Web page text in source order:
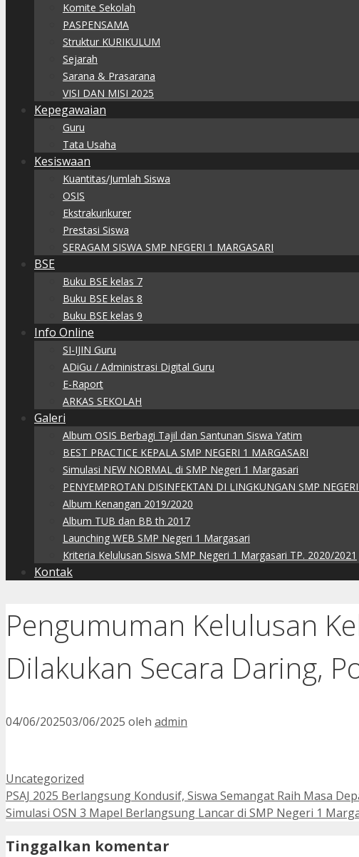
Komite Sekolah
PASPENSAMA
Struktur KURIKULUM
Sejarah
Sarana & Prasarana
VISI DAN MISI 2025
Kepegawaian
Guru
Tata Usaha
Kesiswaan
Kuantitas/Jumlah Siswa
OSIS
Ekstrakurikurer
Prestasi Siswa
SERAGAM SISWA SMP NEGERI 1 MARGASARI
BSE
Buku BSE kelas 7
Buku BSE kelas 8
Buku BSE kelas 9
Info Online
SI-IJIN Guru
ADiGu / Administrasi Digital Guru
E-Raport
ARKAS SEKOLAH
Galeri
Album OSIS Berbagi Tajil dan Santunan Siswa Yatim
BEST PRACTICE KEPALA SMP NEGERI 1 MARGASARI
Simulasi NEW NORMAL di SMP Negeri 1 Margasari
PENYEMPROTAN DISINFEKTAN DI LINGKUNGAN SMP
Album Kenangan 2019/2020
Album TUB dan BB th 2017
Launching WEB SMP Negeri 1 Margasari
Kriteria Kelulusan Siswa SMP Negeri 1 Margasari TP. 2020/2021
Kontak
Pengumuman Kelulusan
Dilakukan Secara Daring,
04/06/202503/06/2025 oleh admin
Kategori
Uncategorized
PSAJ 2025 Berlangsung Kondusif, Siswa Semangat Raih Masa
Simulasi OSN 3 Mapel Berlangsung Lancar di SMP Negeri 1
Tinggalkan komentar